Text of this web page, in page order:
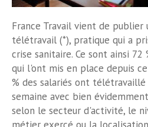
France Travail vient de publier
télétravail (*), pratique qui a
crise sanitaire. Ce sont ainsi
qui l'ont mis en place depuis
% des salariés ont télétravaillé
semaine avec bien
selon le secteur d'activité, le